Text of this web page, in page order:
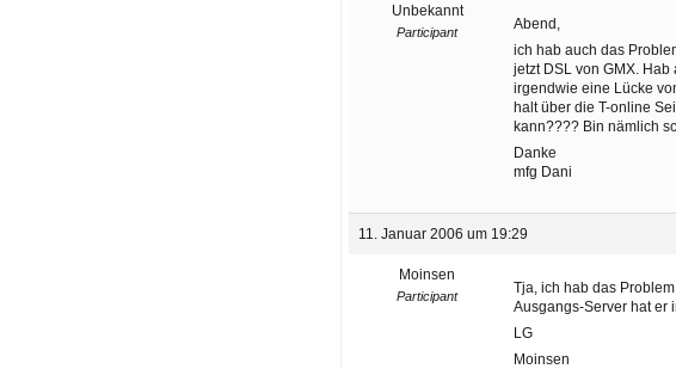
Unbekannt
Participant
Abend,
ich hab auch das
jetzt DSL von GMX.
irgendwie eine Lücke
halt über die T-online
kann???? Bin nämlich
Danke
mfg Dani
11. Januar 2006 um 19:29
Moinsen
Participant
Tja, ich hab das
Ausgangs-Server hat er
LG
Moinsen